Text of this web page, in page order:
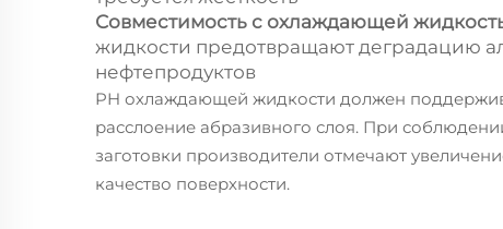
Совместимость с охлаждающей
жидкости предотвращают деградацию
нефтепродуктов
PH охлаждающей жидкости должен
расслоение абразивного слоя. При
заготовки производители отмечают
качество поверхности.